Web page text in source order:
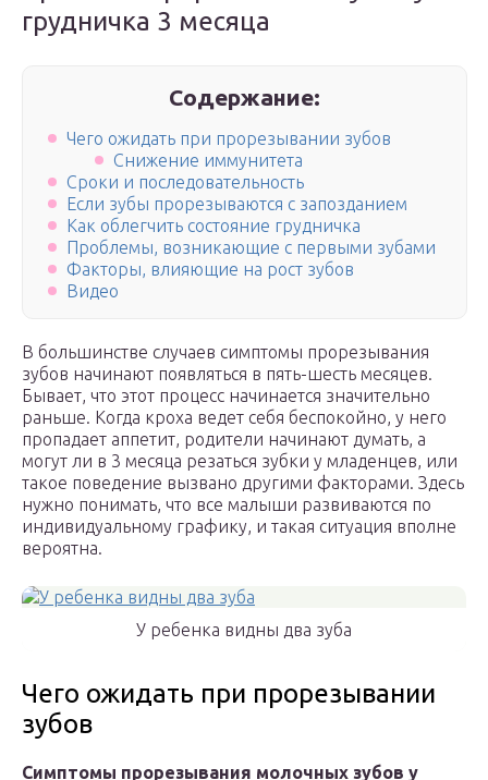
грудничка 3 месяца
Содержание:
Чего ожидать при прорезывании зубов
Снижение иммунитета
Сроки и последовательность
Если зубы прорезываются с запозданием
Как облегчить состояние грудничка
Проблемы, возникающие с первыми зубами
Факторы, влияющие на рост зубов
Видео
В большинстве случаев симптомы прорезывания
зубов начинают появляться в пять-шесть месяцев.
Бывает, что этот процесс начинается значительно
раньше. Когда кроха ведет себя беспокойно, у него
пропадает аппетит, родители начинают думать, а
могут ли в 3 месяца резаться зубки у младенцев, или
такое поведение вызвано другими факторами. Здесь
нужно понимать, что все малыши развиваются по
индивидуальному графику, и такая ситуация вполне
вероятна.
У ребенка видны два зуба
Чего ожидать при прорезывании
зубов
Симптомы прорезывания молочных зубов у